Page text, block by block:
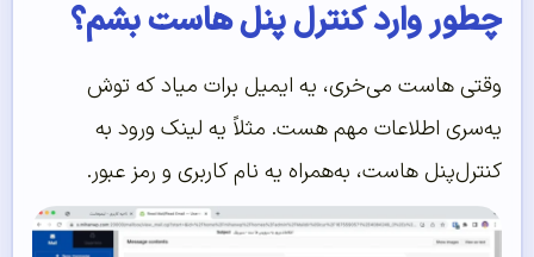
چطور وارد کنترل پنل هاست بشم؟
وقتی هاست می‌خری، یه ایمیل برات میاد که توش
یه‌سری اطلاعات مهم هست. مثلاً یه لینک ورود به
کنترل‌پنل هاست، به‌همراه یه نام کاربری و رمز عبور.